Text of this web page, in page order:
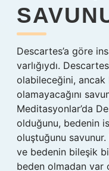
Descartes’a göre
varlığıydı.
olabileceğini,
olamayacağını
Meditasyonlar’da
olduğunu, bedenin
oluştuğunu
ve bedenin bileşik
beden olmadan var